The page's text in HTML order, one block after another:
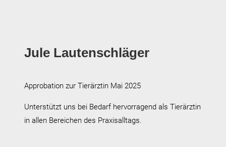
Jule Lautenschläger
Approbation zur Tierärztin Mai 2025
Unterstützt uns bei Bedarf hervorragend als Tierärztin
in allen Bereichen des Praxisalltags.